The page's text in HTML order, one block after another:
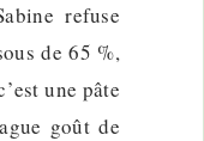
refuse
de 65 %,
une pâte
goût de